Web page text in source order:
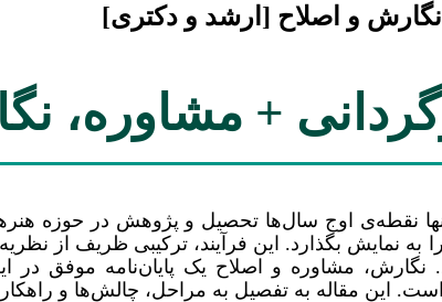
نگارش و اصلاح [ارشد و دکتری]
+
تنها نقطه‌ی اوج سال‌ها تحصیل و پژوهش در حوزه
به نمایش بگذارد. این فرآیند، ترکیبی ظریف
مشاوره و اصلاح یک پایان‌نامه موفق در
مقاله به تفصیل به مراحل، چالش‌ها و